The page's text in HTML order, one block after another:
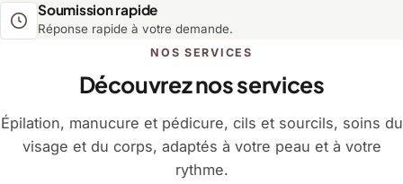
Soumission rapide
Réponse rapide à votre demande.
NOS SERVICES
Découvrez nos services
Épilation, manucure et pédicure, cils et sourcils, soins du
visage et du corps, adaptés à votre peau et à votre
rythme.